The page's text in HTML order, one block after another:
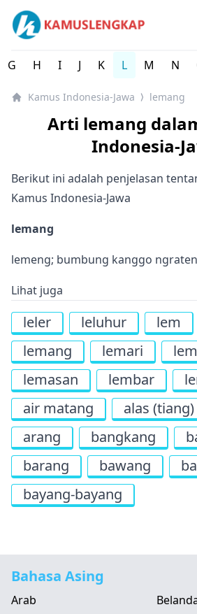
Kamus Lengkap Indonesia-Jawa -
G H I J K L M N
Kamus Indonesia-Jawa ⟩ lemang
Arti lemang
Indonesia-
Berikut ini adalah penjelasan
Kamus Indonesia-Jawa
lemang
lemeng; bumbung kanggo
Lihat juga
leler leluhur lem
lemang
lemari
lemasan
lembar
air matang
alas (tiang)
arang
bangkang
barang
bawang
bayang-bayang
Bahasa Asing
Arab